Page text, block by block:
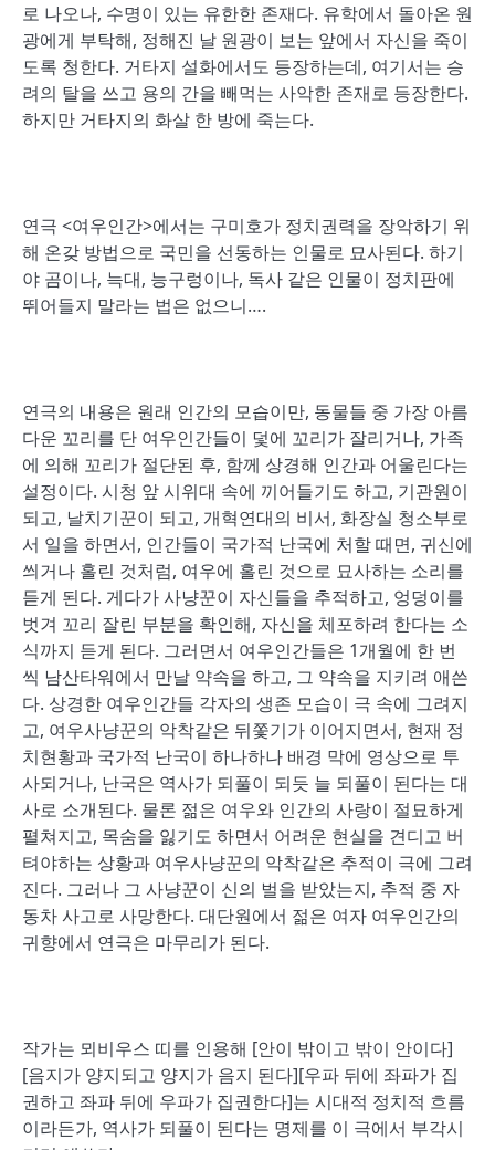
로 나오나, 수명이 있는 유한한 존재다. 유학에서 돌아온 원
광에게 부탁해, 정해진 날 원광이 보는 앞에서 자신을 죽이
도록 청한다. 거타지 설화에서도 등장하는데, 여기서는 승
려의 탈을 쓰고 용의 간을 빼먹는 사악한 존재로 등장한다.
하지만 거타지의 화살 한 방에 죽는다.
연극 <여우인간>에서는 구미호가 정치권력을 장악하기 위
해 온갖 방법으로 국민을 선동하는 인물로 묘사된다. 하기
야 곰이나, 늑대, 능구렁이나, 독사 같은 인물이 정치판에
뛰어들지 말라는 법은 없으니….
연극의 내용은 원래 인간의 모습이만, 동물들 중 가장 아름
다운 꼬리를 단 여우인간들이 덫에 꼬리가 잘리거나, 가족
에 의해 꼬리가 절단된 후, 함께 상경해 인간과 어울린다는
설정이다. 시청 앞 시위대 속에 끼어들기도 하고, 기관원이
되고, 날치기꾼이 되고, 개혁연대의 비서, 화장실 청소부로
서 일을 하면서, 인간들이 국가적 난국에 처할 때면, 귀신에
씌거나 홀린 것처럼, 여우에 홀린 것으로 묘사하는 소리를
듣게 된다. 게다가 사냥꾼이 자신들을 추적하고, 엉덩이를
벗겨 꼬리 잘린 부분을 확인해, 자신을 체포하려 한다는 소
식까지 듣게 된다. 그러면서 여우인간들은 1개월에 한 번
씩 남산타워에서 만날 약속을 하고, 그 약속을 지키려 애쓴
다. 상경한 여우인간들 각자의 생존 모습이 극 속에 그려지
고, 여우사냥꾼의 악착같은 뒤쫓기가 이어지면서, 현재 정
치현황과 국가적 난국이 하나하나 배경 막에 영상으로 투
사되거나, 난국은 역사가 되풀이 되듯 늘 되풀이 된다는 대
사로 소개된다. 물론 젊은 여우와 인간의 사랑이 절묘하게
펼쳐지고, 목숨을 잃기도 하면서 어려운 현실을 견디고 버
텨야하는 상황과 여우사냥꾼의 악착같은 추적이 극에 그려
진다. 그러나 그 사냥꾼이 신의 벌을 받았는지, 추적 중 자
동차 사고로 사망한다. 대단원에서 젊은 여자 여우인간의
귀향에서 연극은 마무리가 된다.
작가는 뫼비우스 띠를 인용해 [안이 밖이고 밖이 안이다]
[음지가 양지되고 양지가 음지 된다][우파 뒤에 좌파가 집
권하고 좌파 뒤에 우파가 집권한다]는 시대적 정치적 흐름
이라든가, 역사가 되풀이 된다는 명제를 이 극에서 부각시